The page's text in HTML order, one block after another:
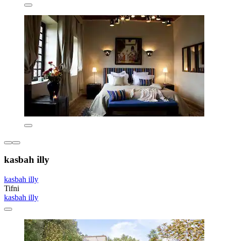
kasbah illy
kasbah illy
Tifni
kasbah illy